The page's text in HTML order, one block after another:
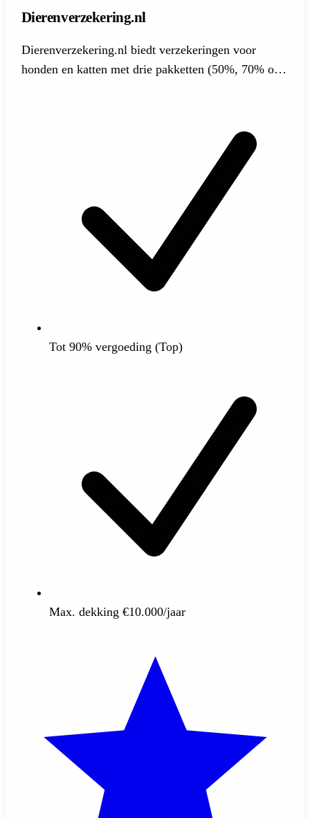
Dierenverzekering.nl
Dierenverzekering.nl biedt verzekeringen voor
honden en katten met drie pakketten (50%, 70% of
Tot 90% vergoeding (Top)
Max. dekking €10.000/jaar